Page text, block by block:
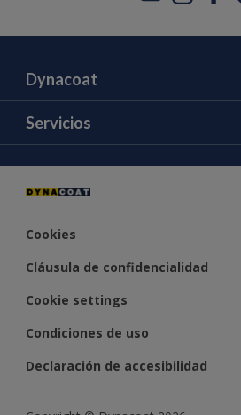
Dynacoat
Acerca de nosotros
Contacto
Servicios
Cookies
Cláusula de confidencialidad
Cookie settings
Condiciones de uso
Declaración de accesibilidad